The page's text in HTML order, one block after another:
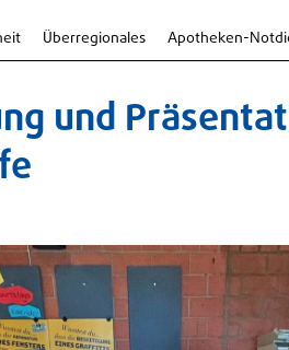
Überregionales Apotheken-
und